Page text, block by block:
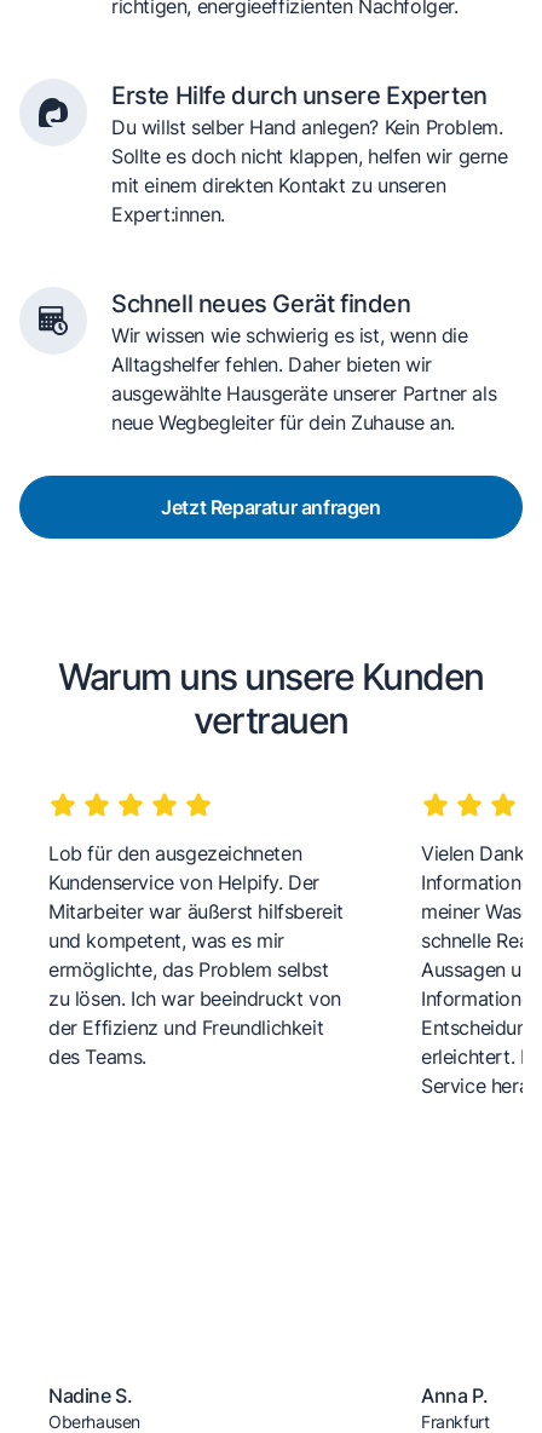
richtigen, energieeffizienten Nachfolger.
Erste Hilfe durch unsere Experten
Du willst selber Hand anlegen? Kein Problem.
Sollte es doch nicht klappen, helfen wir gerne
mit einem direkten Kontakt zu unseren
Expert:innen.
Schnell neues Gerät finden
Wir wissen wie schwierig es ist, wenn die
Alltagshelfer fehlen. Daher bieten wir
ausgewählte Hausgeräte unserer Partner als
neue Wegbegleiter für dein Zuhause an.
Jetzt Reparatur anfragen
Warum uns unsere Kunden
vertrauen
Lob für den ausgezeichneten
Kundenservice von Helpify. Der
Mitarbeiter war äußerst hilfsbereit
und kompetent, was es mir
ermöglichte, das Problem selbst
zu lösen. Ich war beeindruckt von
der Effizienz und Freundlichkeit
des Teams.
Nadine S.
Oberhausen
Vielen Dank
meiner
schnelle
Aussagen
erleichtert.
Service
Anna P.
Frankfurt